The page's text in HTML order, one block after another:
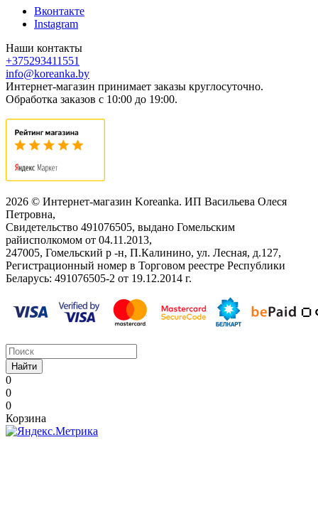
Вконтакте
Instagram
Наши контакты
+375293411551
info@koreanka.by
Интернет-магазин принимает заказы круглосуточно.
Обработка заказов с 10:00 до 19:00.
2026 © Интернет-магазин Koreanka. ИП Васильева Олеся
Петровна,
Свидетельство ‎491076505, выдано Гомельским
райисполкомом от 04.11.2013,
247005, Гомельский р -н, П.Калинино, ул. Лесная, д.127,
Регистрационный номер в Торговом реестре Республики
Беларусь: ‎491076505-2 от 19.12.2014 г.
Найти
0
0
0
Корзина